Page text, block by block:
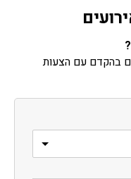
בהקדם עם הצעות